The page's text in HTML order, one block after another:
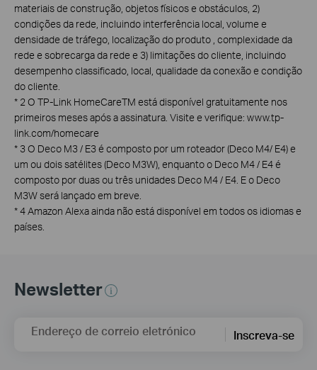
materiais de construção, objetos físicos e obstáculos, 2)
condições da rede, incluindo interferência local, volume e
densidade de tráfego, localização do produto , complexidade da
rede e sobrecarga da rede e 3) limitações do cliente, incluindo
desempenho classificado, local, qualidade da conexão e condição
do cliente.
* 2 O TP-Link HomeCareTM está disponível gratuitamente nos
primeiros meses após a assinatura. Visite e verifique: www.tp-
link.com/homecare
* 3 O Deco M3 / E3 é composto por um roteador (Deco M4/ E4) e
um ou dois satélites (Deco M3W), enquanto o Deco M4 / E4 é
composto por duas ou três unidades Deco M4 / E4. E o Deco
M3W será lançado em breve.
*4 Amazon Alexa ainda não está disponível em todos os idiomas e
países.
Newsletter
Endereço de correio eletrónico Inscreva-se